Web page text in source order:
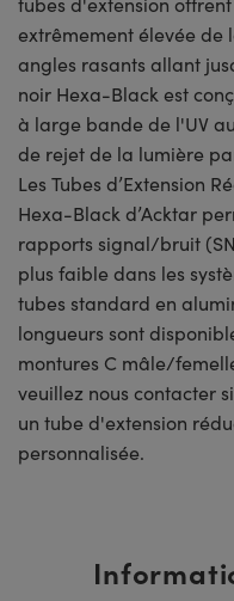
extrêmement élevée de
angles rasants allant
noir Hexa-Black est
à large bande de l'UV
de rejet de la lumière
Les Tubes d’Extension
Hexa-Black d’Acktar
rapports signal/bruit
plus faible dans les
tubes standard en
longueurs sont
montures C mâle/
veuillez nous contacter
un tube d'extension
personnalisée.